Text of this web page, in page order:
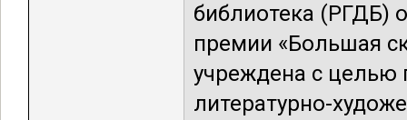
библиотека (РГДБ)
премии «Большая
учреждена с целью
литературно-